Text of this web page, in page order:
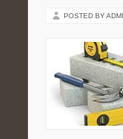
POSTED BY